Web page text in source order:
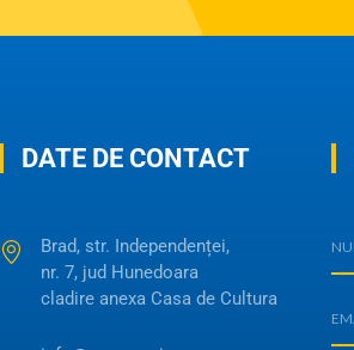
DATE DE CONTACT
Brad, str. Independenței,
nr. 7, jud Hunedoara
cladire anexa Casa de Cultura